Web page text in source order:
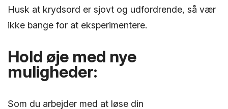
Husk at krydsord er sjovt og udfordrende, så vær
ikke bange for at eksperimentere.
Hold øje med nye
muligheder:
Som du arbejder med at løse din